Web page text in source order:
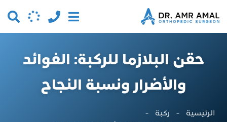
حقن البلازما للركبة: الفوائد
والأضرار ونسبة النجاح
الرئيسية - ركبة
-